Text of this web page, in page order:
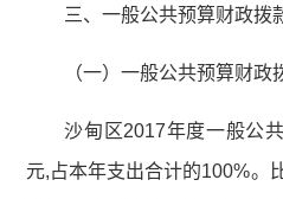
三、一般公共预算财政拨
（一）一般公共预算财
沙甸区2017年度一般公
元,占本年支出合计的100%。